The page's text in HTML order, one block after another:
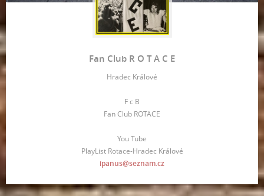
Fan Club R O T A C E
Hradec Králové
F c B
Fan Club ROTACE
You Tube
PlayList Rotace-Hradec Králové
ipanus@seznam.cz